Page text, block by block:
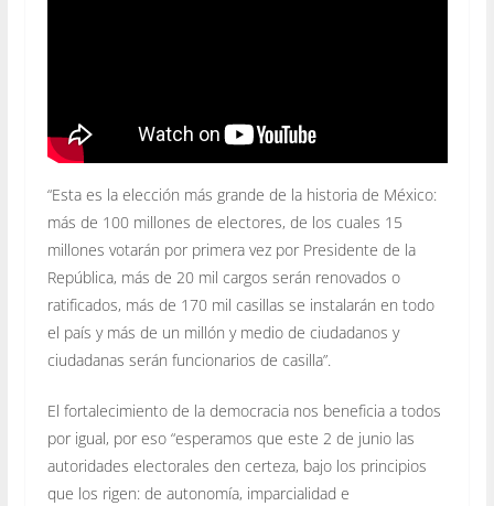
“Esta es la elección más grande de la historia de México:
más de 100 millones de electores, de los cuales 15
millones votarán por primera vez por Presidente de la
República, más de 20 mil cargos serán renovados o
ratificados, más de 170 mil casillas se instalarán en todo
el país y más de un millón y medio de ciudadanos y
ciudadanas serán funcionarios de casilla”.
El fortalecimiento de la democracia nos beneficia a todos
por igual, por eso “esperamos que este 2 de junio las
autoridades electorales den certeza, bajo los principios
que los rigen: de autonomía, imparcialidad e